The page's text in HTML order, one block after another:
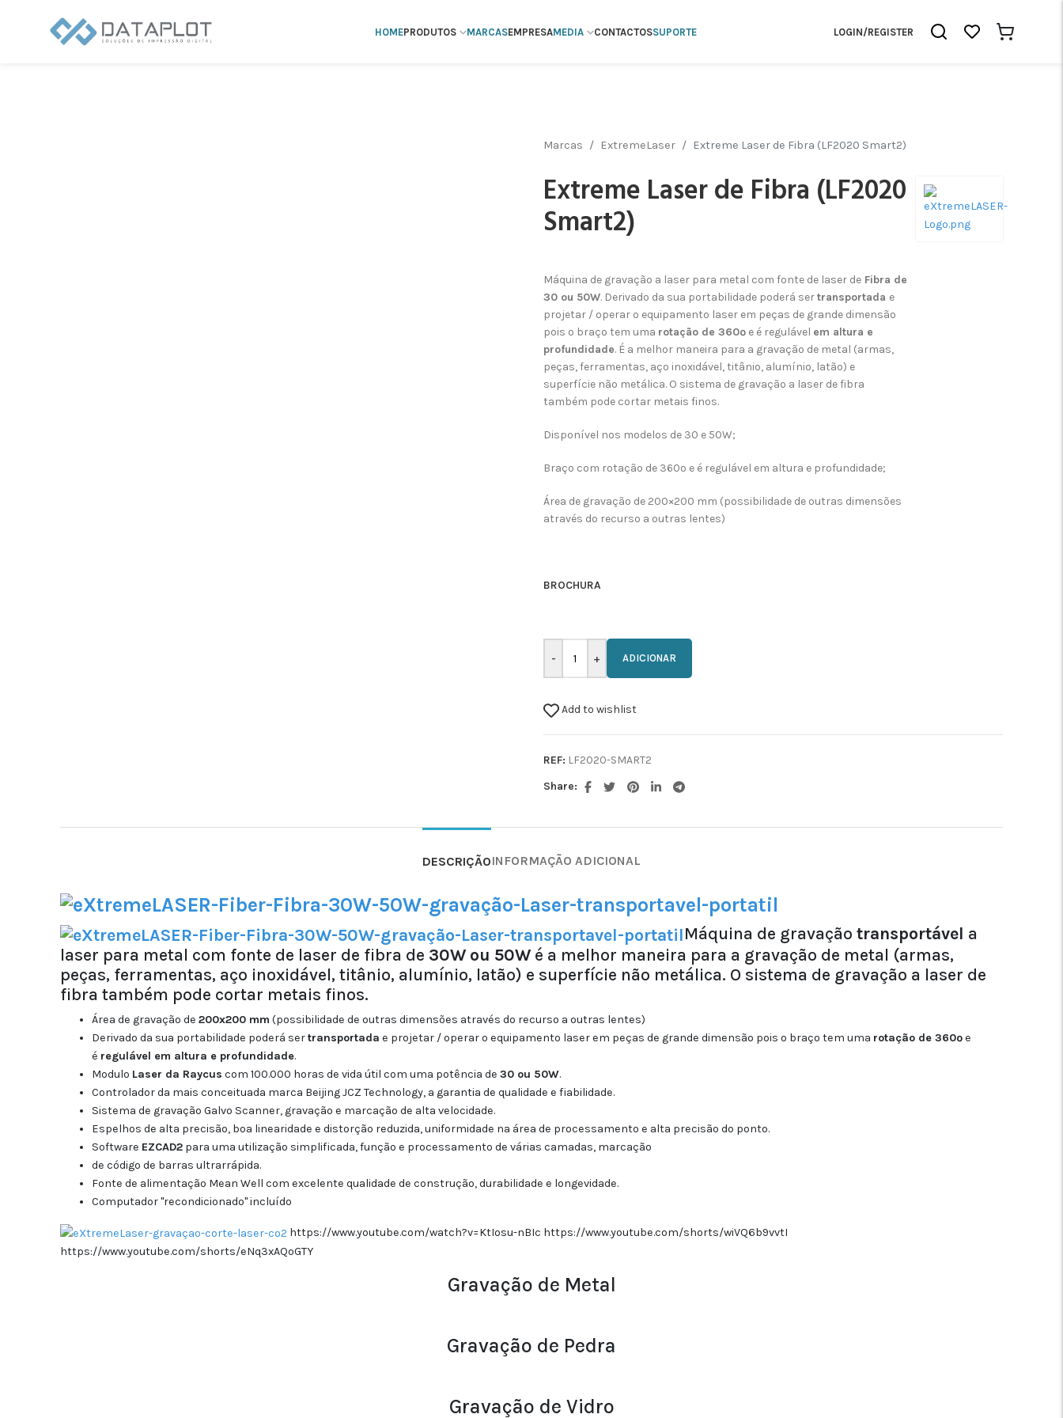
HOMEPRODUTOS MARCASEMPRESAMEDIA CONTACTOSSUPORTE LOGIN/REGISTER
Marcas ExtremeLaser Extreme Laser de Fibra (LF2020 Smart2)
Extreme Laser de Fibra (LF2020
Smart2)
Máquina de gravação a laser para metal com fonte de laser de Fibra de
30 ou 50W. Derivado da sua portabilidade poderá sertransportada e
projetar / operar o equipamento laser em peças de grande dimensão
pois o braço tem uma rotação de 360º e é regulável em altura e
profundidade. É a melhor maneira para a gravação de metal (armas,
peças, ferramentas, aço inoxidável, titânio, alumínio, latão) e
superfície não metálica. O sistema de gravação a laser de fibra
também pode cortar metais finos.
Disponível nos modelos de 30 e 50W;
Braço com rotação de 360º e é regulável em altura e profundidade;
Área de gravação de 200×200 mm (possibilidade de outras dimensões
através do recurso a outras lentes)
BROCHURA
ADICIONAR
Add to wishlist
REF: LF2020-SMART2
Share:
DESCRIÇÃOINFORMAÇÃO ADICIONAL
Máquina de gravação transportável a
laser para metal com fonte de laser de fibra de 30W ou 50W é a melhor maneira para a gravação de metal (armas,
peças, ferramentas, aço inoxidável, titânio, alumínio, latão) e superfície não metálica. O sistema de gravação a laser de
fibra também pode cortar metais finos.
Área de gravação de 200x200 mm (possibilidade de outras dimensões através do recurso a outras lentes)
Derivado da sua portabilidade poderá sertransportada e projetar / operar o equipamento laser em peças de grande dimensão pois o braço tem uma rotação de 360ºe
é regulável em altura e profundidade.
Modulo Laser da Raycus com 100.000 horas de vida útil com uma potência de 30 ou 50W.
Controlador da mais conceituada marca Beijing JCZ Technology, a garantia de qualidade e fiabilidade.
Sistema de gravação Galvo Scanner, gravação e marcação de alta velocidade.
Espelhos de alta precisão, boa linearidade e distorção reduzida, uniformidade na área de processamento e alta precisão do ponto.
Software EZCAD2 para uma utilização simplificada, função e processamento de várias camadas, marcação
de código de barras ultrarrápida.
Fonte de alimentação Mean Well com excelente qualidade de construção, durabilidade e longevidade.
Computador "recondicionado" incluído
https://www.youtube.com/watch?v=KtIosu-nBIc https://www.youtube.com/shorts/wiVQ6b9vvtI
https://www.youtube.com/shorts/eNq3xAQoGTY
Gravação de Metal
Gravação de Pedra
Gravação de Vidro